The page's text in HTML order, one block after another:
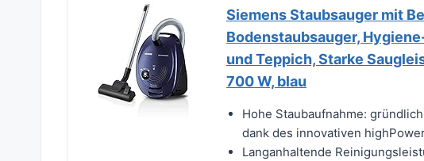
Siemens Staubsauger mit
Bodenstaubsauger,
und Teppich, Starke
700 W, blau
Hohe Staubaufnahme:
dank des innovativen
Langanhaltende